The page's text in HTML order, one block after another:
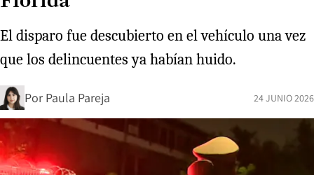
El disparo fue descubierto en el vehículo una vez
que los delincuentes ya habían huido.
Por Paula Pareja 24 JUNIO 2026